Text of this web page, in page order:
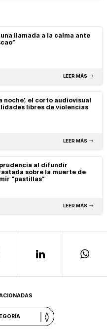
llamada a la calma ante
LEER MÁS
noche’, el corto audiovisual
libres de violencias
LEER MÁS
al difundir
sobre la muerte de
“pastillas”
LEER MÁS